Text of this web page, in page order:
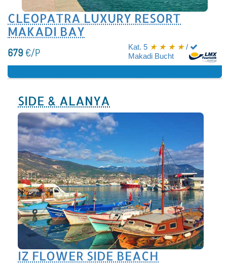
CLEOPATRA LUXURY RESORT
MAKADI BAY
Kat. 5 ★ ★ ★ ★/
Makadi Bucht
679€/P
SIDE & ALANYA
IZ FLOWER SIDE BEACH